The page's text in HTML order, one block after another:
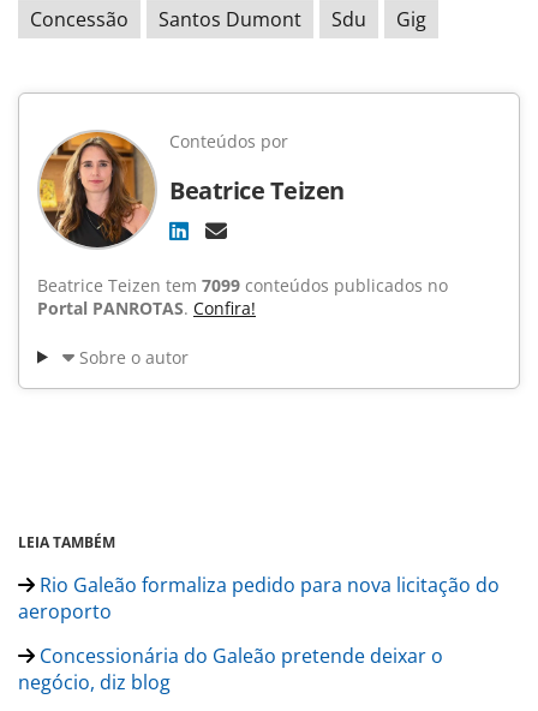
Concessão
Santos Dumont Sdu Gig
Conteúdos por
Beatrice Teizen
Beatrice Teizen tem 7099 conteúdos publicados no
Portal PANROTAS. Confira!
Sobre o autor
LEIA TAMBÉM
Rio Galeão formaliza pedido para nova licitação do
aeroporto
Concessionária do Galeão pretende deixar o
negócio, diz blog